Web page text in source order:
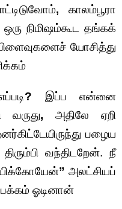
, காலம்பூரா
நிமிஷம்கூட தங்கக்
யோசித்து
? இப்ப என்னை
வருது,அதிலே ஏறி
பழைய
வந்திடறேன். நீ
”அலட்சியப்
ஓடினான்